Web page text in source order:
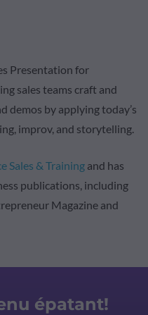
Presentation for
sales teams craft and
demos by applying today’s
improv, and storytelling.
Sales & Training and has
publications, including
Magazine and
épatant!